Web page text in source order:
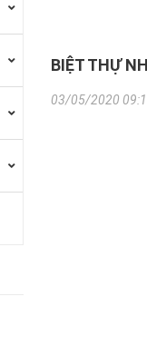
BIỆT THỰ
03/05/2020